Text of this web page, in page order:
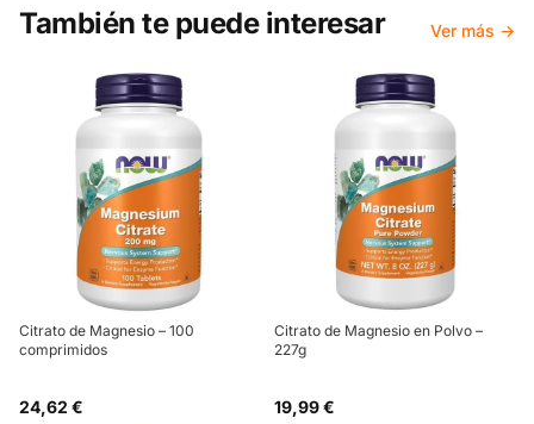
También te puede interesar Ver más →
Citrato de Magnesio – 100
comprimidos
24,62 €
Citrato de Magnesio en Polvo –
227g
19,99 €